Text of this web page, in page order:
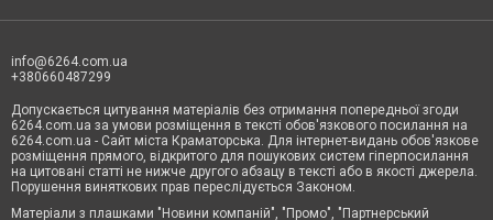
info@6264.com.ua
+380660487299
Допускається цитування матеріалів без отримання попередньої згоди
6264.com.ua за умови розміщення в тексті обов'язкового посилання на
6264.com.ua - Сайт міста Краматорська. Для інтернет-видань обов'язкове
розміщення прямого, відкритого для пошукових систем гіперпосилання
на цитовані статті не нижче другого абзацу в тексті або в якості джерела.
Порушення виняткових прав переслідується Законом.
Матеріали з плашками "Новини компаній", "Промо", "Партнерський